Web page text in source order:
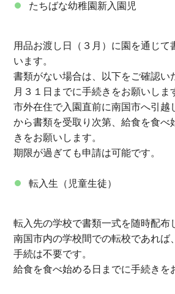
たちばな幼稚園新入園児
用品お渡し日（３月）に園を通じて
います。
書類がない場合は、以下をご確認い
月３１日までに手続きをお願いしま
市外在住で入園直前に南国市へ引越
から書類を受取り次第、給食を食べ
きをお願いします。
期限が過ぎても申請は可能です。
転入生（児童生徒）
転入先の学校で書類一式を随時配布
南国市内の学校間での転校であれば
手続は不要です。
給食を食べ始める日までに手続きを